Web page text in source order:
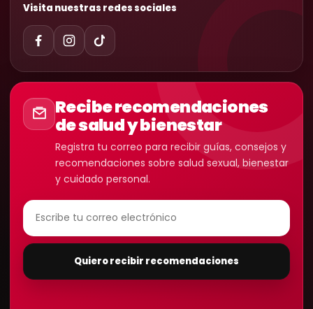
Visita nuestras redes sociales
Recibe recomendaciones
de salud y bienestar
Registra tu correo para recibir guías, consejos y
recomendaciones sobre salud sexual, bienestar
y cuidado personal.
Quiero recibir recomendaciones